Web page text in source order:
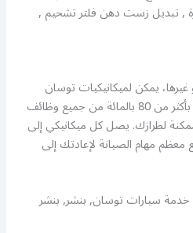
, تبديل زست دهن فلتر تشحيم ,
يمكن لميكانيكيات توسان
المحمولة على متن مفتاح القيام بأكثر من 80 بالمائة من جميع وظائف
لطرازك. يصل كل ميكانيكي إلى
مهام الصيانة لإعادتك إلى
سيارات توسان, بنشر, بنشر